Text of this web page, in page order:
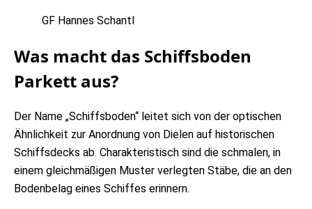
GF Hannes Schantl
Was macht das Schiffsboden
Parkett aus?
Der Name „Schiffsboden“ leitet sich von der optischen
Ähnlichkeit zur Anordnung von Dielen auf historischen
Schiffsdecks ab. Charakteristisch sind die schmalen, in
einem gleichmäßigen Muster verlegten Stäbe, die an den
Bodenbelag eines Schiffes erinnern.